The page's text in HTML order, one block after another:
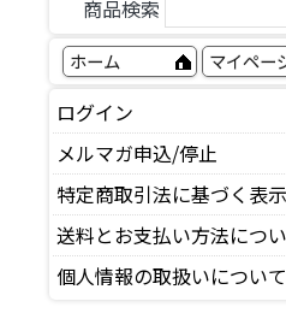
商品検索
ホーム マイペー
ログイン
メルマガ申込/停止
特定商取引法に基づく表示
送料とお支払い方法につ
個人情報の取扱いについて